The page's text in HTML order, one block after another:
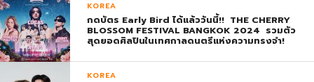
KOREA
กดบัตร Early Bird ได้แล้ววันนี้!! THE CHERRY
BLOSSOM FESTIVAL BANGKOK 2024 รวมตัว
สุดยอดศิลปินในเทศกาลดนตรีแห่งความทรงจำ!
KOREA